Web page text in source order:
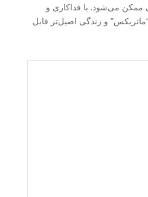
ممکن می‌شود. با فداکاری و
“ماتریکس” و زندگی اصیل‌تر قابل